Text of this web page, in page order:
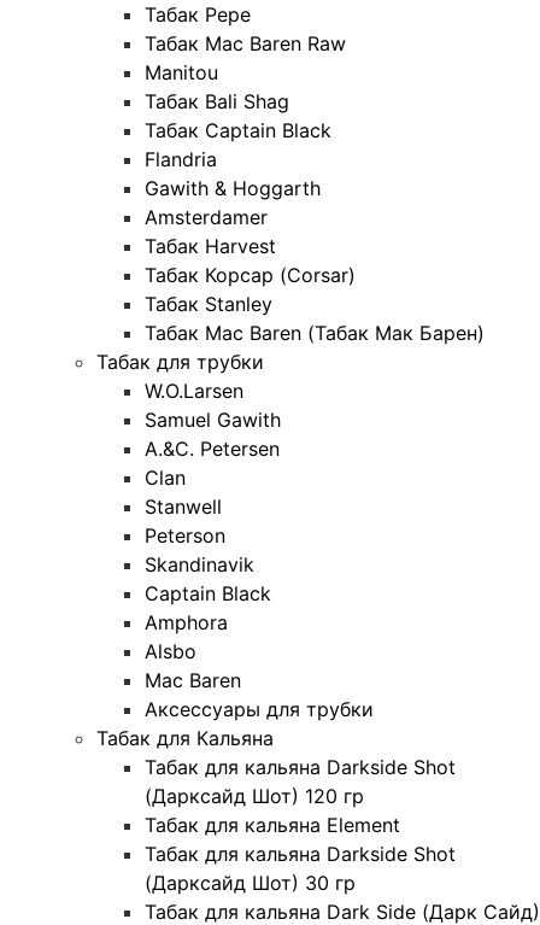
Табак Pepe
Табак Mac Baren Raw
Manitou
Табак Bali Shag
Табак Captain Black
Flandria
Gawith & Hoggarth
Amsterdamer
Табак Harvest
Табак Корсар (Corsar)
Табак Stanley
Табак Mac Baren (Табак Мак Барен)
Табак для трубки
W.O.Larsen
Samuel Gawith
A.&C. Petersen
Clan
Stanwell
Peterson
Skandinavik
Captain Black
Amphora
Alsbo
Mac Baren
Аксессуары для трубки
Табак для Кальяна
Табак для кальяна Darkside Shot
(Дарксайд Шот) 120 гр
Табак для кальяна Element
Табак для кальяна Darkside Shot
(Дарксайд Шот) 30 гр
Табак для кальяна Dark Side (Дарк Сайд)